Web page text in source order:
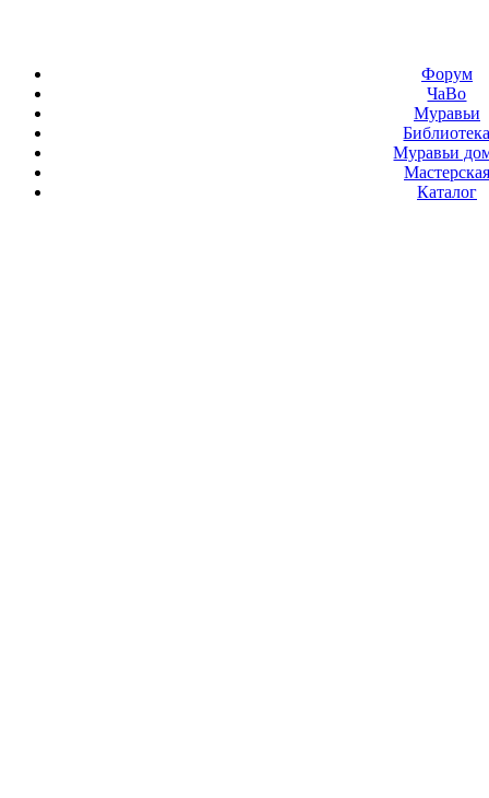
Форум
ЧаВо
Муравьи
Муравьи
Мастерская
Каталог